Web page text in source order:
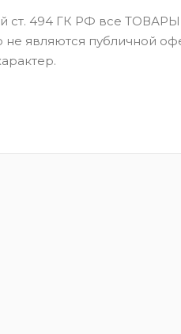
ст. 494 ГК РФ все ТОВАРЫ
являются публичной